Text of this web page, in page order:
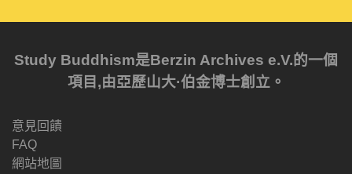
Study Buddhism是Berzin Archives e.V.的一個
項目,由亞歷山大·伯金博士創立。
意見回饋
FAQ
網站地圖